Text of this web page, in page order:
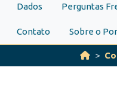
Dados Perguntas
Contato Sobre o